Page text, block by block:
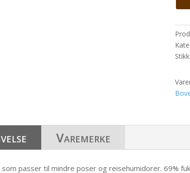
Varemerke
som passer til mindre poser og reisehumidorer. 69%